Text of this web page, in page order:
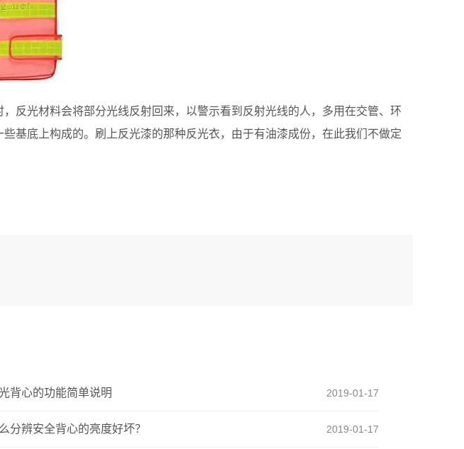
反光材料会将部分光线反射回来，以警示看到反射光线的人，多用在交管、环
基底上构成的。刷上反光漆的那种反光衣，由于有油漆成份，在此我们不做定
2019-01-17
背心的功能简单说明
2019-01-17
分辨安全背心的亮度好坏？